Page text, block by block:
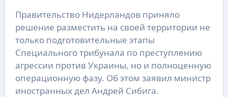
Правительство Нидерландов приняло
решение разместить на своей территории не
только подготовительные этапы
Специального трибунала по преступлению
агрессии против Украины, но и полноценную
операционную фазу. Об этом заявил министр
иностранных дел Андрей Сибига.